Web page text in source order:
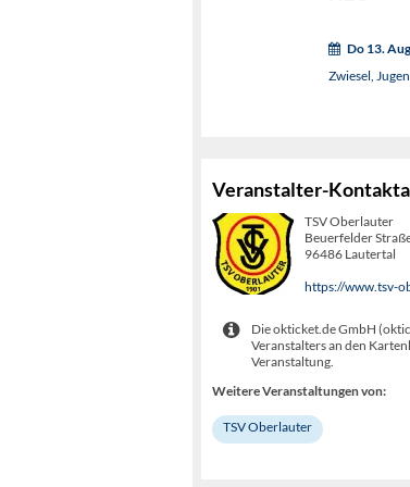
Do 13.
Zwiesel,
Veranstalter-
TSV Oberlauter
Beuerfelder
96486 Lautertal
https://www.tsv-
Die okticket.de GmbH
Veranstalters an den
Veranstaltung.
Weitere Veranstaltungen von:
TSV Oberlauter